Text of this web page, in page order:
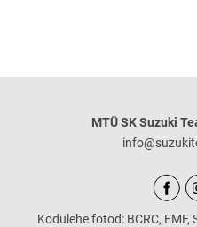
MTÜ SK Suzuki
Kodulehe fotod: BCRC,